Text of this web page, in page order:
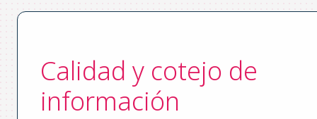
Calidad y cotejo de
información